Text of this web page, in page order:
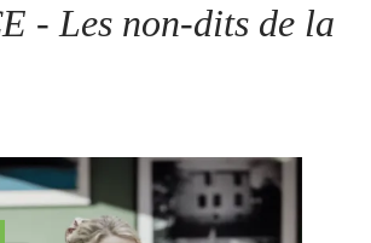
- Les non-dits de la